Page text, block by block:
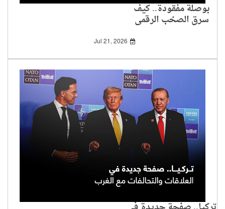
بوصلة مفقودة.. كيف
سرق الصخب الرقمي
Jul 21, 2026